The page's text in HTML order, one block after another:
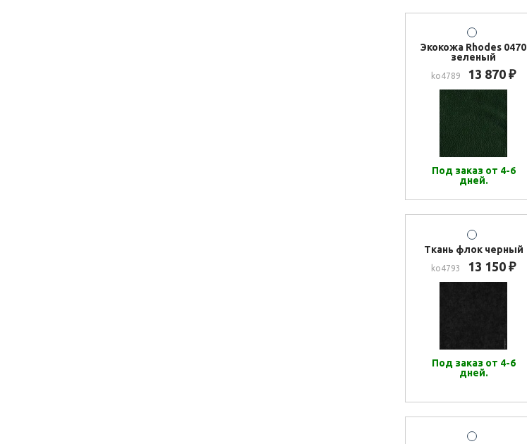
Экокожа Rhodes 0470
зеленый
ko4789 13 870 ₽
Под заказ от 4-6
дней.
Ткань флок черный
ko4793 13 150 ₽
Под заказ от 4-6
дней.